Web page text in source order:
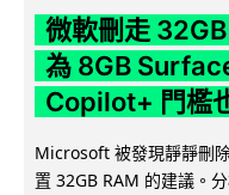
微軟刪走
為 8GB
Copilot+ 門檻
Microsoft 被發現靜靜刪
置 32GB RAM 的建議。